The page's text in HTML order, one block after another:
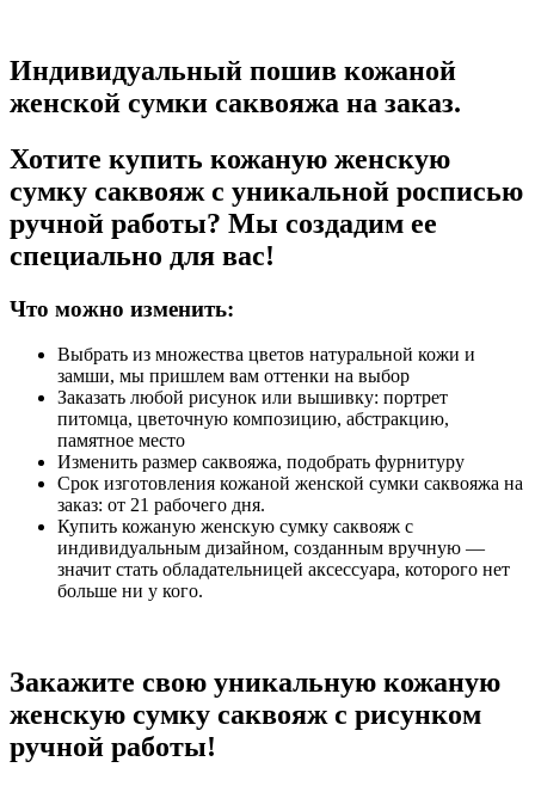
Индивидуальный пошив кожаной
женской сумки саквояжа на заказ.
Хотите купить кожаную женскую
сумку саквояж с уникальной росписью
ручной работы? Мы создадим ее
специально для вас!
Что можно изменить:
Выбрать из множества цветов натуральной кожи и
замши, мы пришлем вам оттенки на выбор
Заказать любой рисунок или вышивку: портрет
питомца, цветочную композицию, абстракцию,
памятное место
Изменить размер саквояжа, подобрать фурнитуру
Срок изготовления кожаной женской сумки саквояжа на
заказ: от 21 рабочего дня.
Купить кожаную женскую сумку саквояж с
индивидуальным дизайном, созданным вручную —
значит стать обладательницей аксессуара, которого нет
больше ни у кого.
Закажите свою уникальную кожаную
женскую сумку саквояж с рисунком
ручной работы!